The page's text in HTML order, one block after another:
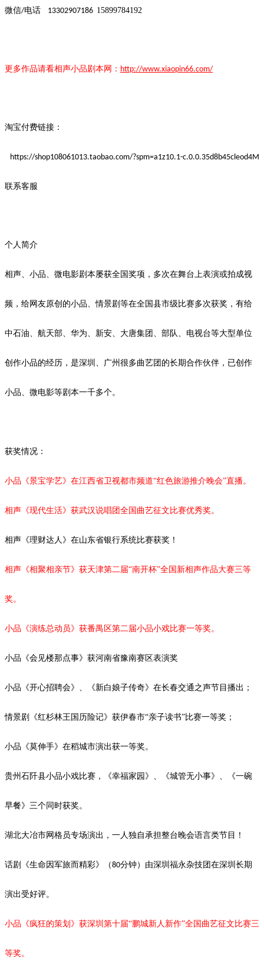
微信/电话 13302907186 15899784192
更多作品请看相声小品剧本网： http://www.xiaopin66.com/
淘宝付费链接：
https://shop108061013.taobao.com/?spm=a1z10.1-c.0.0.35d8b45cleod4M
联系客服
个人简介
相声、小品、微电影剧本屡获全国奖项，多次在舞台上表演或拍成视
频，给网友原创的小品、情景剧等在全国县市级比赛多次获奖，有给
中石油、航天部、华为、新安、大唐集团、部队、电视台等大型单位
创作小品的经历，是深圳、广州很多曲艺团的长期合作伙伴，已创作
小品、微电影等剧本一千多个。
获奖情况：
小品《景宝学艺》在江西省卫视都市频道“红色旅游推介晚会”直播。
相声《现代生活》获武汉说唱团全国曲艺征文比赛优秀奖。
相声《理财达人》在山东省银行系统比赛获奖！
相声《相聚相亲节》获天津第二届“南开杯”全国新相声作品大赛三等
奖。
小品《演练总动员》获番禺区第二届小品小戏比赛一等奖。
小品《会见楼那点事》获河南省豫南赛区表演奖
小品《开心招聘会》、《新白娘子传奇》在长春交通之声节目播出；
情景剧《红杉林王国历险记》获伊春市“亲子读书”比赛一等奖；
小品《莫伸手》在稻城市演出获一等奖。
贵州石阡县小品小戏比赛，《幸福家园》、《城管无小事》、《一碗
早餐》三个同时获奖。
湖北大冶市网格员专场演出，一人独自承担整台晚会语言类节目！
话剧《生命因军旅而精彩》（80分钟）由深圳福永杂技团在深圳长期
演出受好评。
小品《疯狂的策划》获深圳第十届“鹏城新人新作”全国曲艺征文比赛三
等奖。